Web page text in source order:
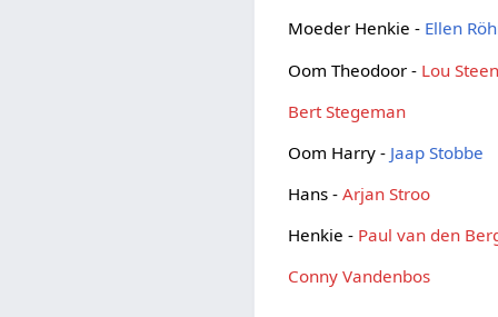
Moeder Henkie - Ellen
Oom Theodoor - Lou
Bert Stegeman
Oom Harry - Jaap Stobbe
Hans -Arjan Stroo
Henkie - Paul van den
Conny Vandenbos